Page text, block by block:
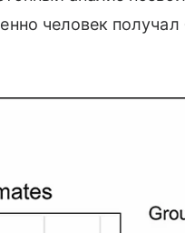
человек получал